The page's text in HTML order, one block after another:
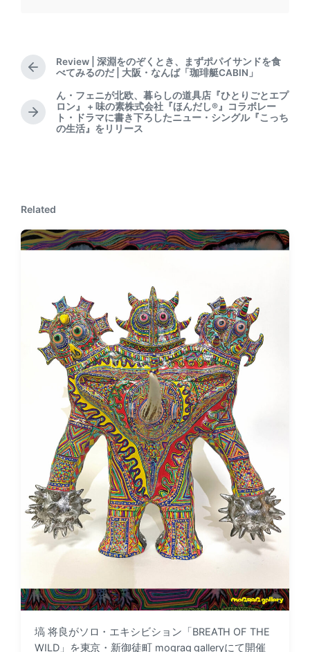
P
e
v
i
s
:
Review | 深淵をのぞくとき、まずポパイサンドを食
べてみるのだ | 大阪・なんば「珈琲艇CABIN」
N
t
:
ん・フェニが北欧、暮らしの道具店『ひとりごとエプ
ロン』 + 味の素株式会社『ほんだし®︎』コラボレー
ト・ドラマに書き下ろしたニュー・シングル『こっち
の生活』をリリース
Related
塙 将良がソロ・エキシビション「BREATH OF THE
WILD」を東京・新御徒町 mograg galleryにて開催